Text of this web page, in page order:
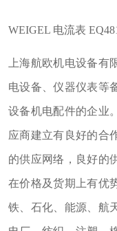
WEIGEL 电流表
上海航欧机电设备有
电设备、仪器仪表等
设备机电配件的企业
应商建立有良好的合
的供应网络，良好的
在价格及货期上有优
铁、石化、能源、航